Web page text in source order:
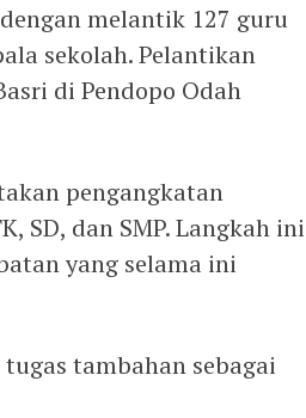
melantik 127 guru
sekolah. Pelantikan
di Pendopo Odah
pengangkatan
SD, dan SMP. Langkah ini
yang selama ini
tambahan sebagai